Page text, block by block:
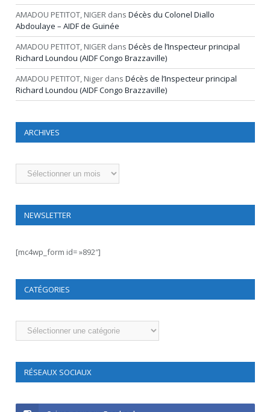
AMADOU PETITOT, NIGER dans Décès du Colonel Diallo
Abdoulaye – AIDF de Guinée
AMADOU PETITOT, NIGER dans Décès de l’Inspecteur principal
Richard Loundou (AIDF Congo Brazzaville)
AMADOU PETITOT, Niger dans Décès de l’Inspecteur principal
Richard Loundou (AIDF Congo Brazzaville)
ARCHIVES
Archives
NEWSLETTER
[mc4wp_form id= »892″]
CATÉGORIES
Catégories
RÉSEAUX SOCIAUX